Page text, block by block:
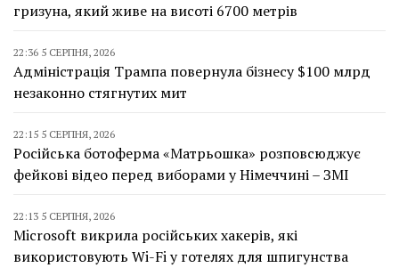
гризуна, який живе на висоті 6700 метрів
22:36 5 СЕРПНЯ, 2026
Адміністрація Трампа повернула бізнесу $100 млрд
незаконно стягнутих мит
22:15 5 СЕРПНЯ, 2026
Російська ботоферма «Матрьошка» розповсюджує
фейкові відео перед виборами у Німеччині – ЗМІ
22:13 5 СЕРПНЯ, 2026
Microsoft викрила російських хакерів, які
використовують Wi-Fi у готелях для шпигунства